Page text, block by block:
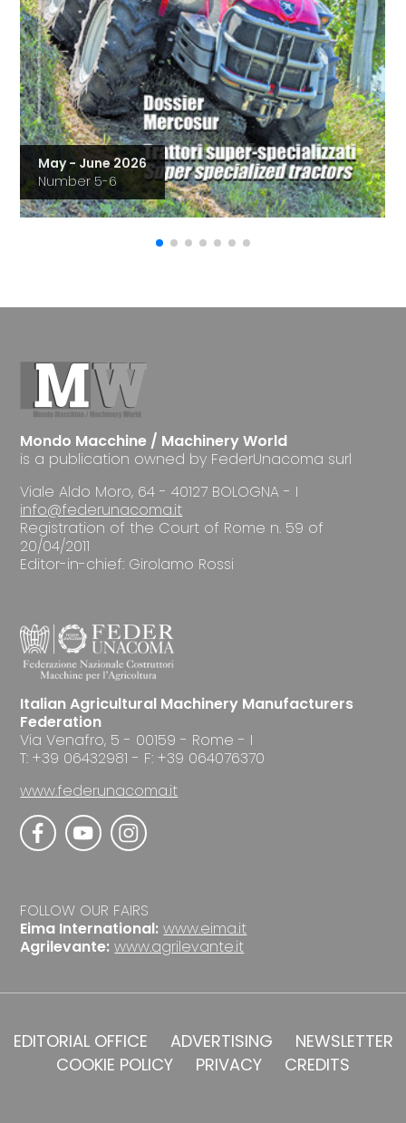
May - June 2026
Number 5-6
Mondo Macchine / Machinery World
is a publication owned by FederUnacoma surl
Viale Aldo Moro, 64 - 40127 BOLOGNA - I
info@federunacoma.it
Registration of the Court of Rome n. 59 of
20/04/2011
Editor-in-chief: Girolamo Rossi
Italian Agricultural Machinery Manufacturers
Federation
Via Venafro, 5 - 00159 - Rome - I
T: +39 06432981 - F: +39 064076370
www.federunacoma.it
FOLLOW OUR FAIRS
Eima International: www.eima.it
Agrilevante: www.agrilevante.it
EDITORIAL OFFICE ADVERTISING
NEWSLETTER
COOKIE POLICY
PRIVACY CREDITS